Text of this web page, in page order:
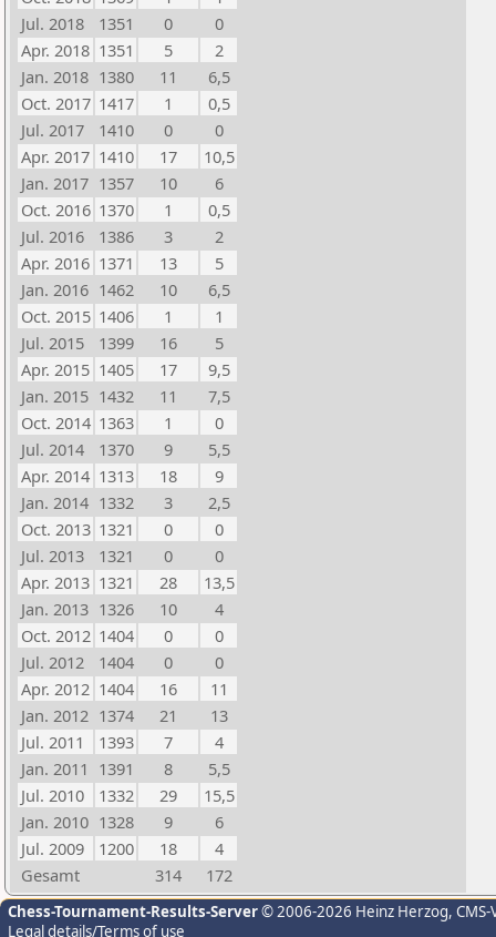
Jul. 2018
1351 0
0
Apr. 2018 1351 5
2
Jan. 2018 1380 11
6,5
Oct. 2017 1417 1
0,5
Jul. 2017
1410 0
0
Apr. 2017 1410 17
10,5
Jan. 2017 1357 10
6
Oct. 2016 1370 1
0,5
Jul. 2016
1386 3
2
Apr. 2016 1371 13
5
Jan. 2016 1462 10
6,5
Oct. 2015 1406 1
1
Jul. 2015
1399 16
5
Apr. 2015 1405 17
9,5
Jan. 2015 1432 11
7,5
Oct. 2014 1363 1
0
Jul. 2014
1370 9
5,5
Apr. 2014 1313 18
9
Jan. 2014 1332 3
2,5
Oct. 2013 1321 0
0
Jul. 2013
1321 0
0
Apr. 2013 1321 28
13,5
Jan. 2013 1326 10
4
Oct. 2012 1404 0
0
Jul. 2012
1404 0
0
Apr. 2012 1404 16
11
Jan. 2012 1374 21
13
Jul. 2011
1393 7
4
Jan. 2011 1391 8
5,5
Jul. 2010
1332 29
15,5
Jan. 2010 1328 9
6
Jul. 2009
1200 18
4
Gesamt
314 172
Chess-Tournament-Results-Server© 2006-2026 Heinz Herzog,
Legal details/Terms of use